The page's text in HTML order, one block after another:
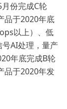
份完成C轮
品于2020年底
以上）、低
AI处理，量产
年底完成B轮
品于2020年发